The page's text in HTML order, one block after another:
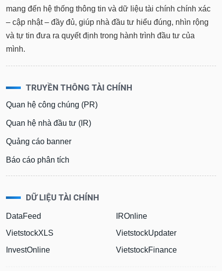
mang đến hệ thống thông tin và dữ liệu tài chính chính xác
– cập nhật – đầy đủ, giúp nhà đầu tư hiểu đúng, nhìn rộng
và tự tin đưa ra quyết định trong hành trình đầu tư của
mình.
TRUYỀN THÔNG TÀI CHÍNH
Quan hệ công chúng (PR)
Quan hệ nhà đầu tư (IR)
Quảng cáo banner
Báo cáo phân tích
DỮ LIỆU TÀI CHÍNH
DataFeed
VietstockXLS
InvestOnline
IROnline
VietstockUpdater
VietstockFinance